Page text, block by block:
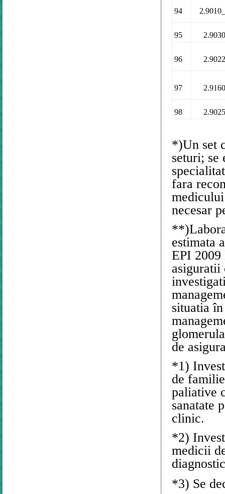
94
95 2.9030
96 2.9022
97 2.9160
98 2.9025
*)Un set
seturi; se
fara
necesar
estimata
EPI 2009
asiguratii
situatia
de
*1)
de
paliative
sanatate
clinic.
*2)
medicii
*3) Se